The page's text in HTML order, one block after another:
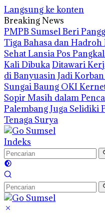
Langsung ke konten
Breaking News
PMPB Sumsel Beri
Tiga Bahasa dan
Sehat Lansia Pos
Kali DibukaDitawari
di Banyuasin Jadi
Sungai Baung OKI
Sopir Masih dalam
Palembang Juga Selidiki
Tenaga Surya
Indeks